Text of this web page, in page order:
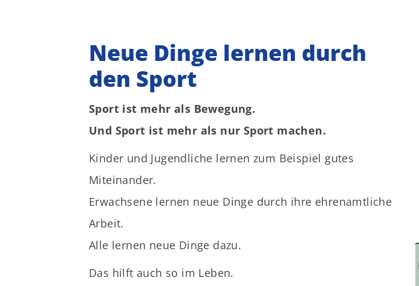
Neue Dinge lernen durch
den Sport
Sport ist mehr als Bewegung.
Und Sport ist mehr als nur Sport machen.
Kinder und Jugendliche lernen zum Beispiel gutes
Miteinander.
Erwachsene lernen neue Dinge durch ihre ehrenamtliche
Arbeit.
Alle lernen neue Dinge dazu.
Das hilft auch so im Leben.